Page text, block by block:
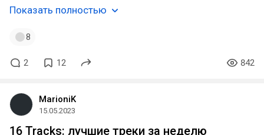
Показать полностью
8
2 12 842
MarioniK
15.05.2023
16 Tracks: лучшие треки за неделю